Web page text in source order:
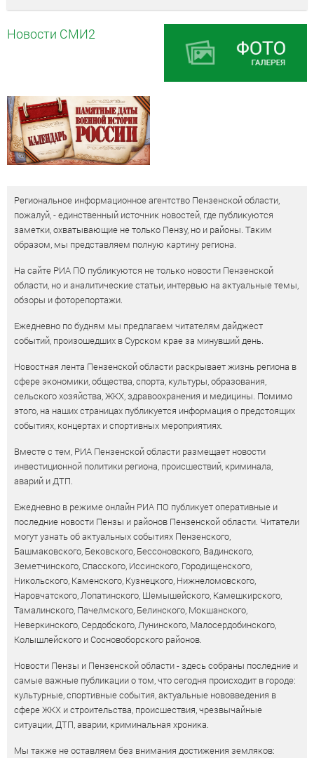
Новости СМИ2
Региональное информационное агентство Пензенской области,
пожалуй, - единственный источник новостей, где публикуются
заметки, охватывающие не только Пензу, но и районы. Таким
образом, мы представляем полную картину региона.
На сайте РИА ПО публикуются не только новости Пензенской
области, но и аналитические статьи, интервью на актуальные темы,
обзоры и фоторепортажи.
Ежедневно по будням мы предлагаем читателям дайджест
событий, произошедших в Сурском крае за минувший день.
Новостная лента Пензенской области раскрывает жизнь региона в
сфере экономики, общества, спорта, культуры, образования,
сельского хозяйства, ЖКХ, здравоохранения и медицины. Помимо
этого, на наших страницах публикуется информация о предстоящих
событиях, концертах и спортивных мероприятиях.
Вместе с тем, РИА Пензенской области размещает новости
инвестиционной политики региона, происшествий, криминала,
аварий и ДТП.
Ежедневно в режиме онлайн РИА ПО публикует оперативные и
последние новости Пензы и районов Пензенской области. Читатели
могут узнать об актуальных событиях Пензенского,
Башмаковского, Бековского, Бессоновского, Вадинского,
Земетчинского, Спасского, Иссинского, Городищенского,
Никольского, Каменского, Кузнецкого, Нижнеломовского,
Наровчатского, Лопатинского, Шемышейского, Камешкирского,
Тамалинского, Пачелмского, Белинского, Мокшанского,
Неверкинского, Сердобского, Лунинского, Малосердобинского,
Колышлейского и Сосновоборского районов.
Новости Пензы и Пензенской области - здесь собраны последние и
самые важные публикации о том, что сегодня происходит в городе:
культурные, спортивные события, актуальные нововведения в
сфере ЖКХ и строительства, происшествия, чрезвычайные
ситуации, ДТП, аварии, криминальная хроника.
Мы также не оставляем без внимания достижения земляков: